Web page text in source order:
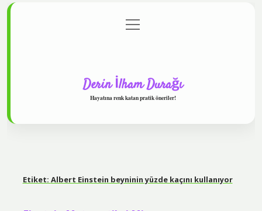
Gizlilik Politikası
menüyü
aç
Derin İlham Durağı
Hayatına renk katan pratik öneriler!
Etiket: Albert Einstein beyninin yüzde kaçını kullanıyor